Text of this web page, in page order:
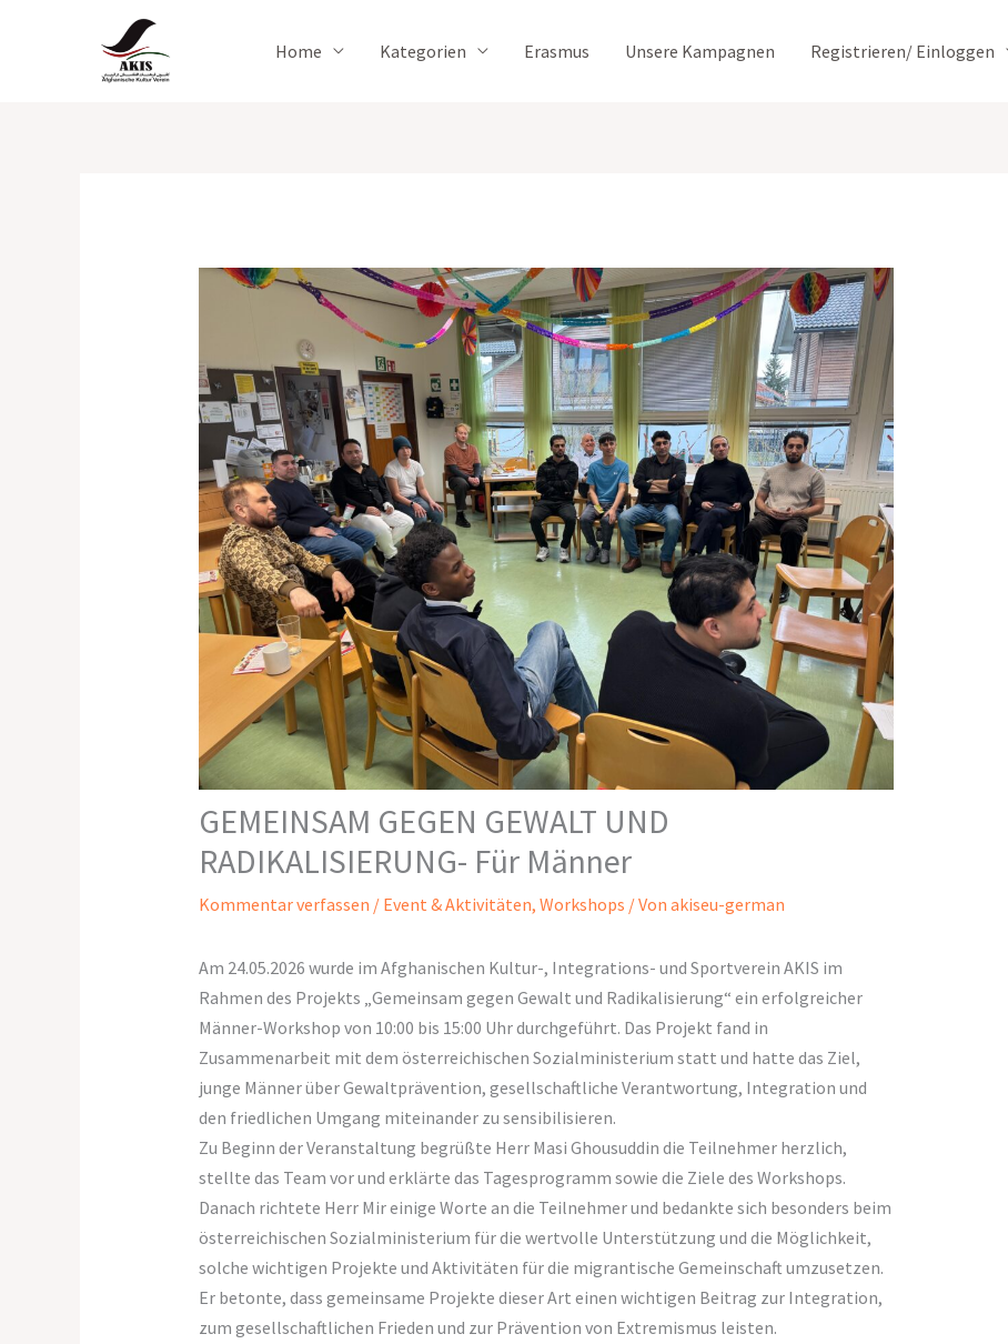
Home Kategorien Erasmus Unsere Kampagnen Registrieren/ Einloggen
GEMEINSAM GEGEN GEWALT UND
RADIKALISIERUNG- Für Männer
Kommentar verfassen / Event & Aktivitäten, Workshops / Von akiseu-german
Am 24.05.2026 wurde im Afghanischen Kultur-, Integrations- und Sportverein AKIS im
Rahmen des Projekts „Gemeinsam gegen Gewalt und Radikalisierung“ ein erfolgreicher
Männer-Workshop von 10:00 bis 15:00 Uhr durchgeführt. Das Projekt fand in
Zusammenarbeit mit dem österreichischen Sozialministerium statt und hatte das Ziel,
junge Männer über Gewaltprävention, gesellschaftliche Verantwortung, Integration und
den friedlichen Umgang miteinander zu sensibilisieren.
Zu Beginn der Veranstaltung begrüßte Herr Masi Ghousuddin die Teilnehmer herzlich,
stellte das Team vor und erklärte das Tagesprogramm sowie die Ziele des Workshops.
Danach richtete Herr Mir einige Worte an die Teilnehmer und bedankte sich besonders beim
österreichischen Sozialministerium für die wertvolle Unterstützung und die Möglichkeit,
solche wichtigen Projekte und Aktivitäten für die migrantische Gemeinschaft umzusetzen.
Er betonte, dass gemeinsame Projekte dieser Art einen wichtigen Beitrag zur Integration,
zum gesellschaftlichen Frieden und zur Prävention von Extremismus leisten.